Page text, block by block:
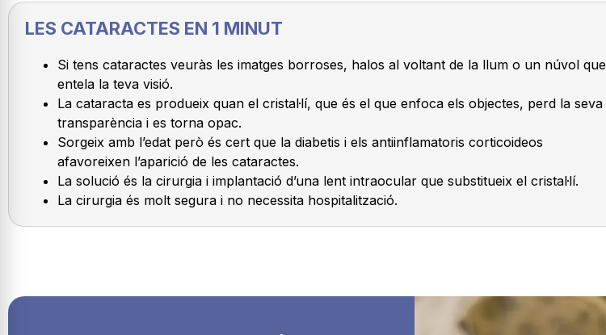
LES CATARACTES EN 1 MINUT
Si tens cataractes veuràs les imatges borroses, halos al voltant de la llum o un núvol que
entela la teva visió.
La cataracta es produeix quan el cristal·lí, que és el que enfoca els objectes, perd la seva
transparència i es torna opac.
Sorgeix amb l’edat però és cert que la diabetis i els antiinflamatoris corticoideos
afavoreixen l’aparició de les cataractes.
La solució és la cirurgia i implantació d’una lent intraocular que substitueix el cristal·lí.
La cirurgia és molt segura i no necessita hospitalització.